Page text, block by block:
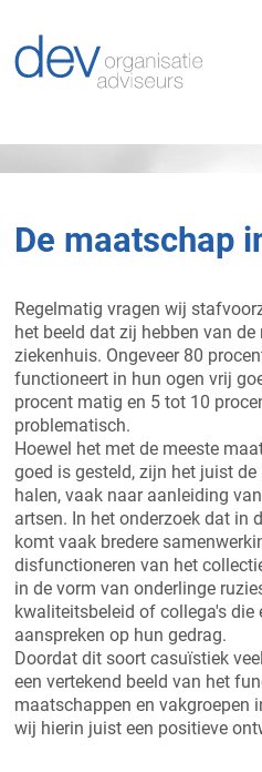
De maatschap
Regelmatig vragen wij
het beeld dat zij hebben van
ziekenhuis. Ongeveer 80
functioneert in hun ogen vrij
procent matig en 5 tot 10
problematisch.
Hoewel het met de meeste
goed is gesteld, zijn het juist
halen, vaak naar aanleiding
artsen. In het onderzoek dat in
komt vaak bredere
disfunctioneren van het
in de vorm van onderlinge
kwaliteitsbeleid of collega's die
aanspreken op hun gedrag.
Doordat dit soort casuïstiek
een vertekend beeld van het
maatschappen en vakgroepen
wij hierin juist een positieve